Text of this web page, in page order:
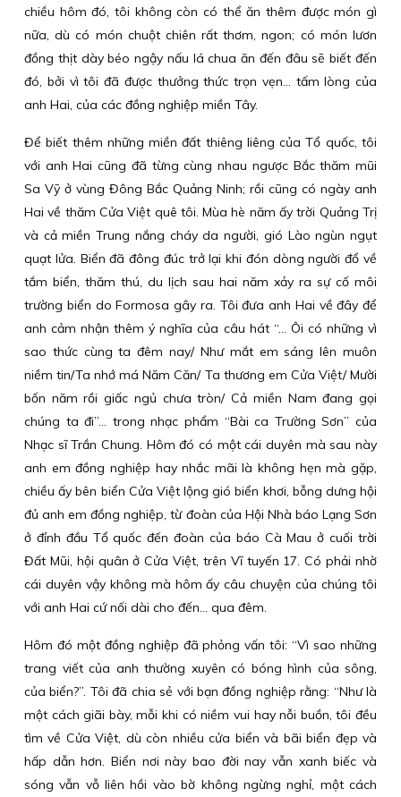
chiều hôm đó, tôi không còn có thể ăn thêm được món gì
nữa, dù có món chuột chiên rất thơm, ngon; có món lươn
đồng thịt dày béo ngậy nấu lá chua ăn đến đâu sẽ biết đến
đó, bởi vì tôi đã được thưởng thức trọn vẹn… tấm lòng của
anh Hai, của các đồng nghiệp miền Tây.
Để biết thêm những miền đất thiêng liêng của Tổ quốc, tôi
với anh Hai cũng đã từng cùng nhau ngược Bắc thăm mũi
Sa Vỹ ở vùng Đông Bắc Quảng Ninh; rồi cũng có ngày anh
Hai về thăm Cửa Việt quê tôi. Mùa hè năm ấy trời Quảng Trị
và cả miền Trung nắng cháy da người, gió Lào ngùn ngụt
quạt lửa. Biển đã đông đúc trở lại khi đón dòng người đổ về
tắm biển, thăm thú, du lịch sau hai năm xảy ra sự cố môi
trường biển do Formosa gây ra. Tôi đưa anh Hai về đây để
anh cảm nhận thêm ý nghĩa của câu hát “… Ôi có những vì
sao thức cùng ta đêm nay/ Như mắt em sáng lên muôn
niềm tin/Ta nhớ má Năm Căn/ Ta thương em Cửa Việt/ Mười
bốn năm rồi giấc ngủ chưa tròn/ Cả miền Nam đang gọi
chúng ta đi”… trong nhạc phẩm “Bài ca Trường Sơn” của
Nhạc sĩ Trần Chung. Hôm đó có một cái duyên mà sau này
anh em đồng nghiệp hay nhắc mãi là không hẹn mà gặp,
chiều ấy bên biển Cửa Việt lộng gió biển khơi, bỗng dưng hội
đủ anh em đồng nghiệp, từ đoàn của Hội Nhà báo Lạng Sơn
ở đỉnh đầu Tổ quốc đến đoàn của báo Cà Mau ở cuối trời
Đất Mũi, hội quân ở Cửa Việt, trên Vĩ tuyến 17. Có phải nhờ
cái duyên vậy không mà hôm ấy câu chuyện của chúng tôi
với anh Hai cứ nối dài cho đến… qua đêm.
Hôm đó một đồng nghiệp đã phỏng vấn tôi: “Vì sao những
trang viết của anh thường xuyên có bóng hình của sông,
của biển?”. Tôi đã chia sẻ với bạn đồng nghiệp rằng: “Như là
một cách giãi bày, mỗi khi có niềm vui hay nỗi buồn, tôi đều
tìm về Cửa Việt, dù còn nhiều cửa biển và bãi biển đẹp và
hấp dẫn hơn. Biển nơi này bao đời nay vẫn xanh biếc và
sóng vẫn vỗ liên hồi vào bờ không ngừng nghỉ, một cách